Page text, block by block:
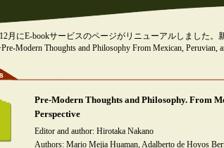
月にE-bookサービスのページがリニューアルしました。
Modern Thoughts and Philosophy From Mexican, Peruvian,
Pre-Modern Thoughts and Philosophy. From
Perspective
Editor and author: Hirotaka Nakano
Authors: Mario Mejia Huaman, Adalberto de Hoyos